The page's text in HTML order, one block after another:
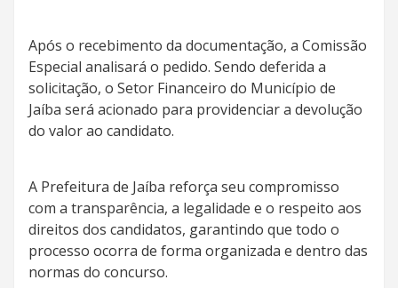
Após o recebimento da documentação, a Comissão
Especial analisará o pedido. Sendo deferida a
solicitação, o Setor Financeiro do Município de
Jaíba será acionado para providenciar a devolução
do valor ao candidato.
A Prefeitura de Jaíba reforça seu compromisso
com a transparência, a legalidade e o respeito aos
direitos dos candidatos, garantindo que todo o
processo ocorra de forma organizada e dentro das
normas do concurso.